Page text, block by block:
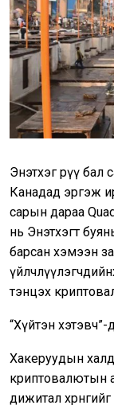
Энэтхэг рүү бал
Канадад эргэж
сарын дараа
нь Энэтхэгт
барсан хэмээн
тэнцэх
“Хүйтэн хэтэвч”-д
Хакеруудын
криптовалютын
дижитал